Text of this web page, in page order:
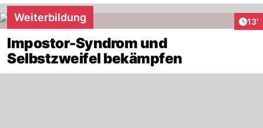
13'
Weiterbildung
Impostor-Syndrom und
Selbstzweifel bekämpfen